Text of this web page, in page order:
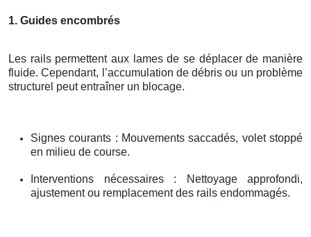
1. Guides encombrés
Les rails permettent aux lames de se déplacer de manière
fluide. Cependant, l’accumulation de débris ou un problème
structurel peut entraîner un blocage.
Signes courants : Mouvements saccadés, volet stoppé
en milieu de course.
Interventions nécessaires : Nettoyage approfondi,
ajustement ou remplacement des rails endommagés.